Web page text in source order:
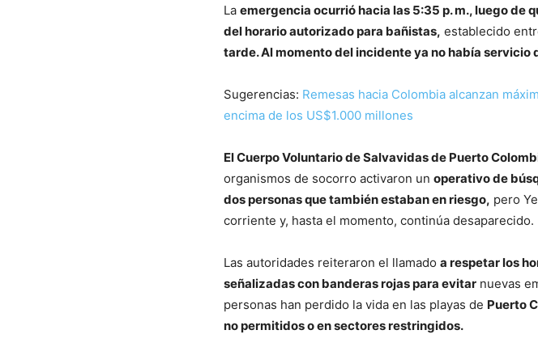
La emergencia ocurrió hacia las 5:35 p. m., luego de
del horario autorizado para bañistas, establecido
tarde. Al momento del incidente ya no había servicio
Sugerencias: Remesas hacia Colombia alcanzan
encima de los US$1.000 millones
El Cuerpo Voluntario de Salvavidas de Puerto
organismos de socorro activaron un operativo de
dos personas que también estaban en riesgo, pero
corriente y, hasta el momento, continúa desaparecido.
Las autoridades reiteraron el llamado a respetar los
señalizadas con banderas rojas para evitar nuevas
personas han perdido la vida en las playas de Puerto
no permitidos o en sectores restringidos.